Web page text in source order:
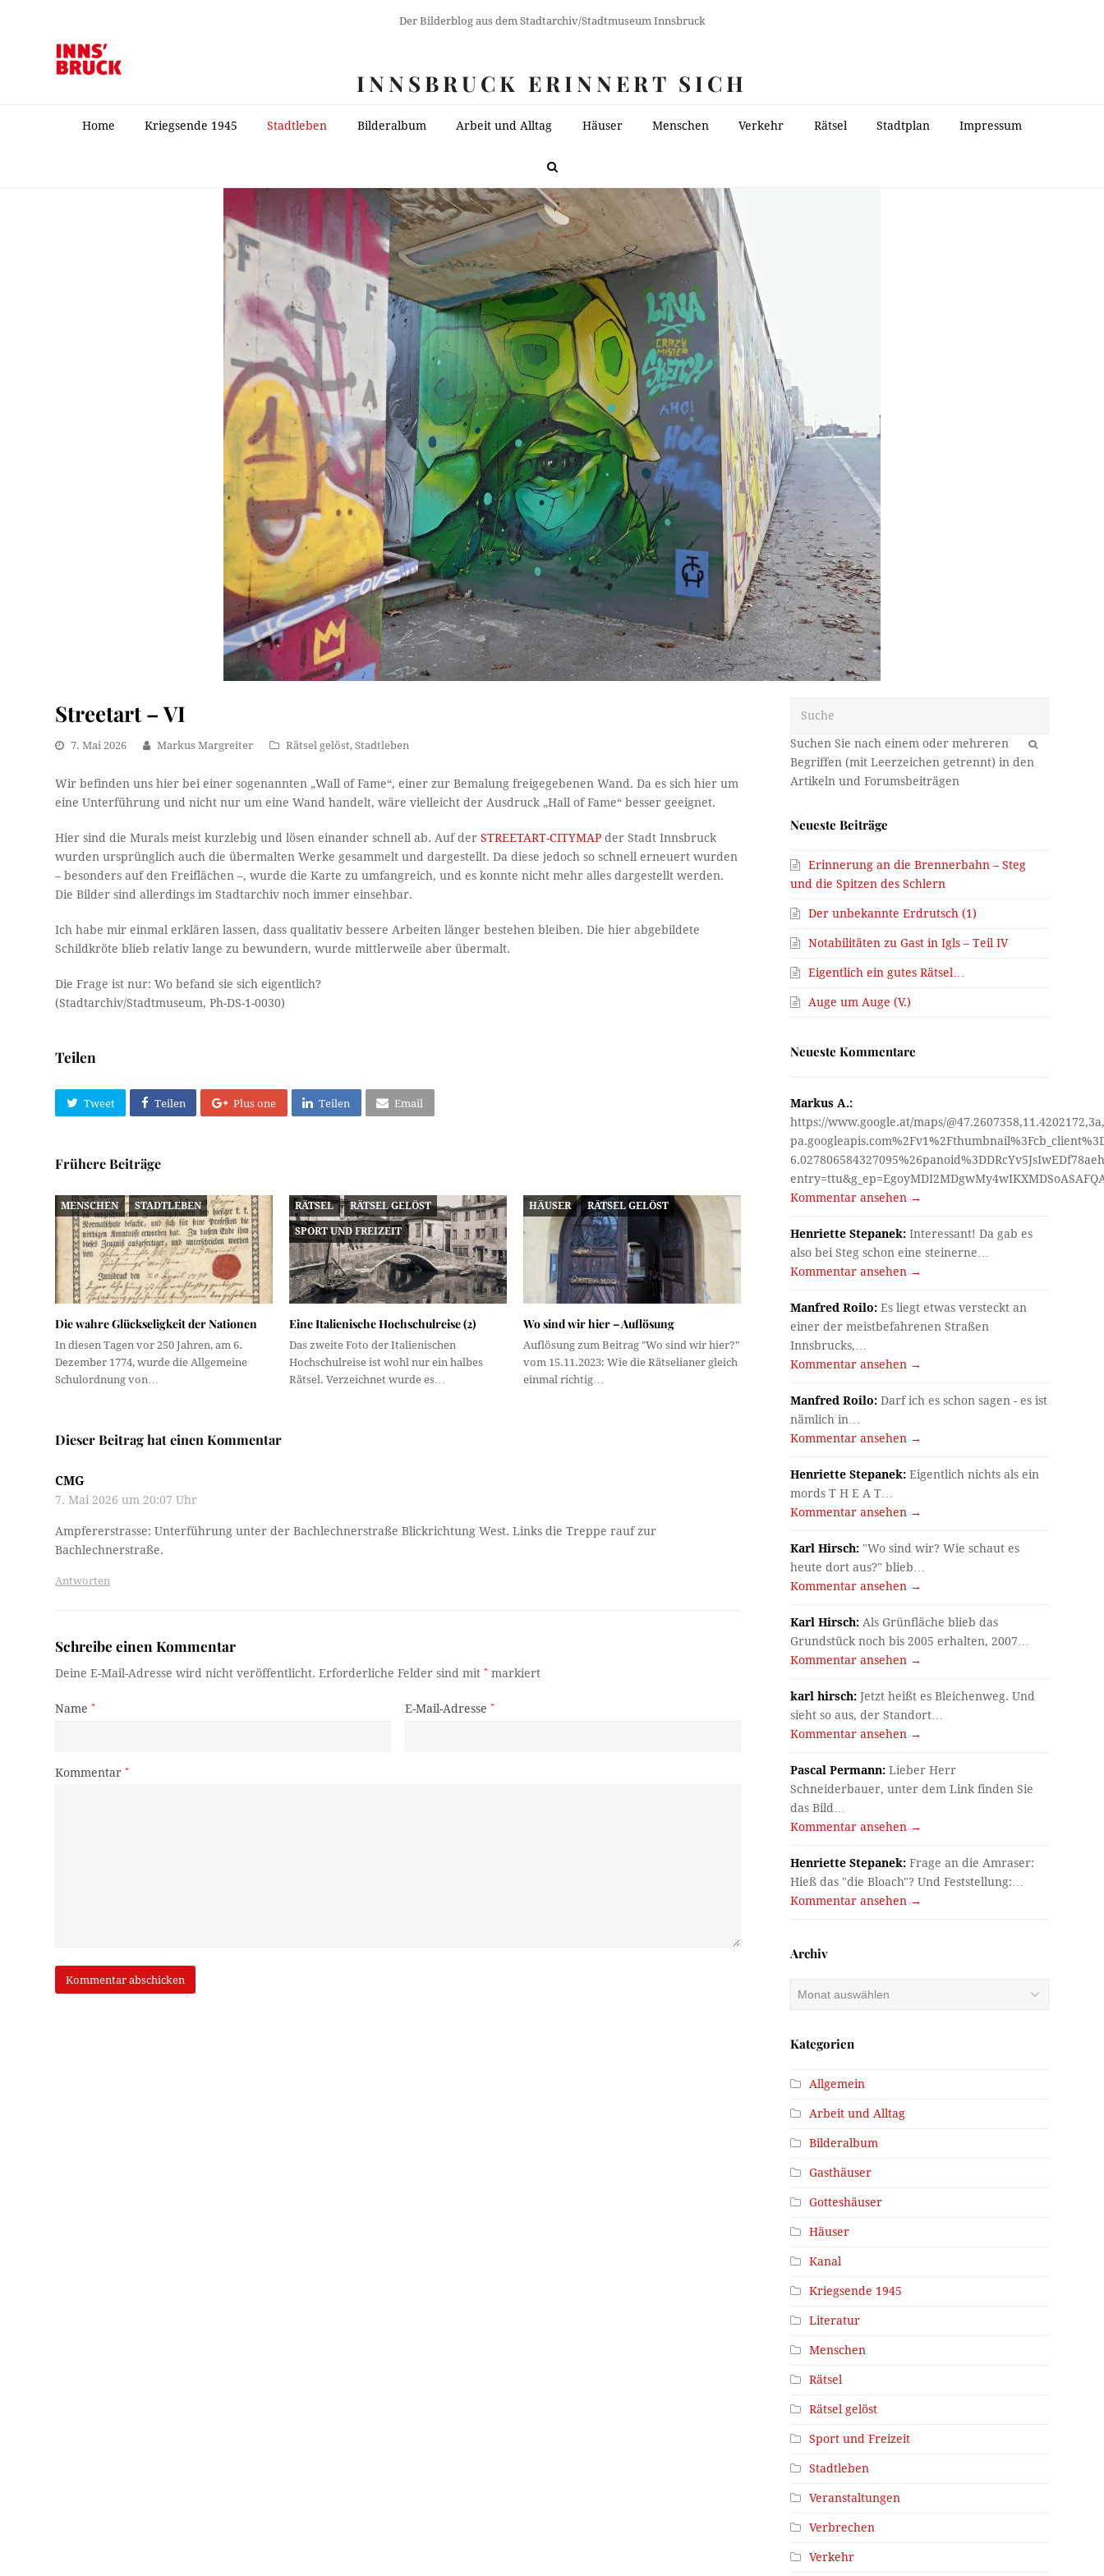
Der Bilderblog aus dem Stadtarchiv/Stadtmuseum Innsbruck
INNSBRUCK ERINNERT SICH
Home Kriegsende 1945 Stadtleben Bilderalbum Arbeit und Alltag Häuser Menschen Verkehr Rätsel Stadtplan Impressum
Streetart – VI
7. Mai 2026 Markus Margreiter Rätsel gelöst,Stadtleben
Wir befinden uns hier bei einer sogenannten „Wall of Fame“, einer zur Bemalung freigegebenen Wand. Da es sich hier um
eine Unterführung und nicht nur um eine Wand handelt, wäre vielleicht der Ausdruck „Hall of Fame“ besser geeignet.
Hier sind die Murals meist kurzlebig und lösen einander schnell ab. Auf derSTREETART-CITYMAP der Stadt Innsbruck
wurden ursprünglich auch die übermalten Werke gesammelt und dargestellt. Da diese jedoch so schnell erneuert wurden
– besonders auf den Freiflächen –, wurde die Karte zu umfangreich, und es konnte nicht mehr alles dargestellt werden.
Die Bilder sind allerdings im Stadtarchiv noch immer einsehbar.
Ich habe mir einmal erklären lassen, dass qualitativ bessere Arbeiten länger bestehen bleiben. Die hier abgebildete
Schildkröte blieb relativ lange zu bewundern, wurde mittlerweile aber übermalt.
Die Frage ist nur: Wo befand sie sich eigentlich?
(Stadtarchiv/Stadtmuseum, Ph-DS-1-0030)
Teilen
Tweet Teilen Plus one Teilen Email
Frühere Beiträge
MENSCHEN STADTLEBEN
Die wahre Glückseligkeit der Nationen
In diesen Tagen vor 250 Jahren, am 6.
Dezember 1774, wurde die Allgemeine
Schulordnung von…
RÄTSEL RÄTSEL GELÖST
SPORT UND FREIZEIT
Eine Italienische Hochschulreise (2)
Das zweite Foto der Italienischen
Hochschulreise ist wohl nur ein halbes
Rätsel. Verzeichnet wurde es…
HÄUSER RÄTSEL GELÖST
Wo sind wir hier – Auflösung
Auflösung zum Beitrag "Wo sind wir hier?"
vom 15.11.2023: Wie die Rätselianer gleich
einmal richtig…
Dieser Beitrag hat einen Kommentar
CMG
7. Mai 2026 um 20:07 Uhr
Ampfererstrasse: Unterführung unter der Bachlechnerstraße Blickrichtung West. Links die Treppe rauf zur
Bachlechnerstraße.
Antworten
Schreibe einen Kommentar
Deine E-Mail-Adresse wird nicht veröffentlicht. Erforderliche Felder sind mit* markiert
Name* E-Mail-Adresse *
Kommentar*
OK
Neueste Beiträge
Erinnerung an die Brennerbahn – Steg
und die Spitzen des Schlern
Der unbekannte Erdrutsch (1)
Notabilitäten zu Gast in Igls – Teil IV
Eigentlich ein gutes Rätsel…
Auge um Auge (V.)
Neueste Kommentare
Markus A.:
https://www.google.at/maps/
Kommentar ansehen →
Henriette Stepanek: Interessant! Da gab es
also bei Steg schon eine steinerne…
Kommentar ansehen →
Manfred Roilo: Es liegt etwas versteckt an
einer der meistbefahrenen Straßen
Innsbrucks,…
Kommentar ansehen →
Manfred Roilo: Darf ich es schon sagen - es ist
nämlich in…
Kommentar ansehen →
Henriette Stepanek: Eigentlich nichts als ein
mords T H E A T…
Kommentar ansehen →
Karl Hirsch: "Wo sind wir? Wie schaut es
heute dort aus?" blieb…
Kommentar ansehen →
Karl Hirsch: Als Grünfläche blieb das
Grundstück noch bis 2005 erhalten, 2007…
Kommentar ansehen →
karl hirsch: Jetzt heißt es Bleichenweg. Und
sieht so aus, der Standort…
Kommentar ansehen →
Pascal Permann: Lieber Herr
Schneiderbauer, unter dem Link finden Sie
das Bild…
Kommentar ansehen →
Henriette Stepanek: Frage an die Amraser:
Hieß das "die Bloach"? Und Feststellung:…
Kommentar ansehen →
Archiv
Kategorien
Allgemein
Arbeit und Alltag
Bilderalbum
Gasthäuser
Gotteshäuser
Häuser
Kanal
Kriegsende 1945
Literatur
Menschen
Rätsel
Rätsel gelöst
Sport und Freizeit
Stadtleben
Veranstaltungen
Verbrechen
Verkehr